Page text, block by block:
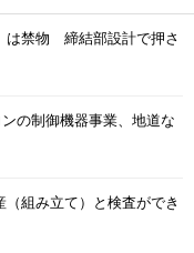
は禁物 締結部設計で押さ
の制御機器事業、地道な
組み立て）と検査ができ